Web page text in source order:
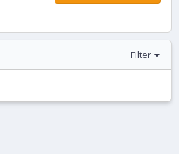
Filter